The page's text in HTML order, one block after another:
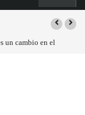
un 94 % en 2026